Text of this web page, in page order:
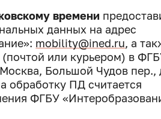
времени
данных на адрес
mobility@ined.ru, а
(почтой или курьером) в
Большой Чудов пер.,
обработку ПД считается
ФГБУ